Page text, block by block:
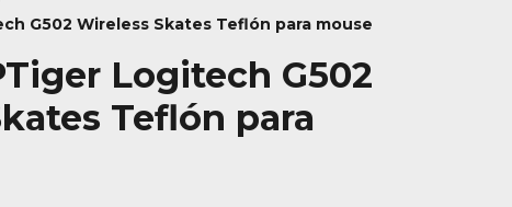
G502 Wireless Skates Teflón para mouse
Logitech G502
Teflón para